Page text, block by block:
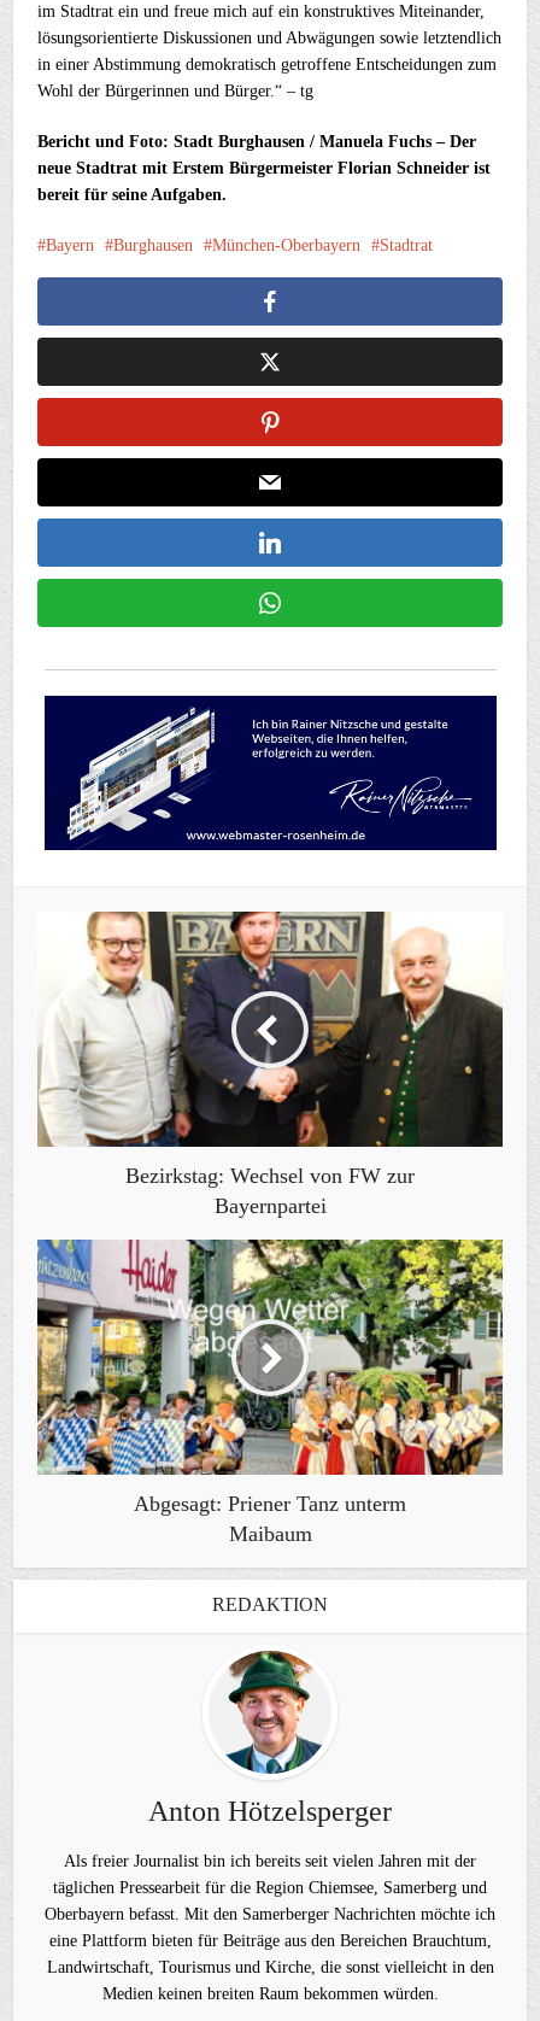
im Stadtrat ein und freue mich auf ein konstruktives Miteinander,
lösungsorientierte Diskussionen und Abwägungen sowie letztendlich
in einer Abstimmung demokratisch getroffene Entscheidungen zum
Wohl der Bürgerinnen und Bürger.“ – tg
Bericht und Foto: Stadt Burghausen / Manuela Fuchs – Der
neue Stadtrat mit Erstem Bürgermeister Florian Schneider ist
bereit für seine Aufgaben.
Bayern Burghausen München-Oberbayern Stadtrat
Bezirkstag: Wechsel von FW zur
Bayernpartei
Abgesagt: Priener Tanz unterm
Maibaum
REDAKTION
Anton Hötzelsperger
Als freier Journalist bin ich bereits seit vielen Jahren mit der
täglichen Pressearbeit für die Region Chiemsee, Samerberg und
Oberbayern befasst. Mit den Samerberger Nachrichten möchte ich
eine Plattform bieten für Beiträge aus den Bereichen Brauchtum,
Landwirtschaft, Tourismus und Kirche, die sonst vielleicht in den
Medien keinen breiten Raum bekommen würden.